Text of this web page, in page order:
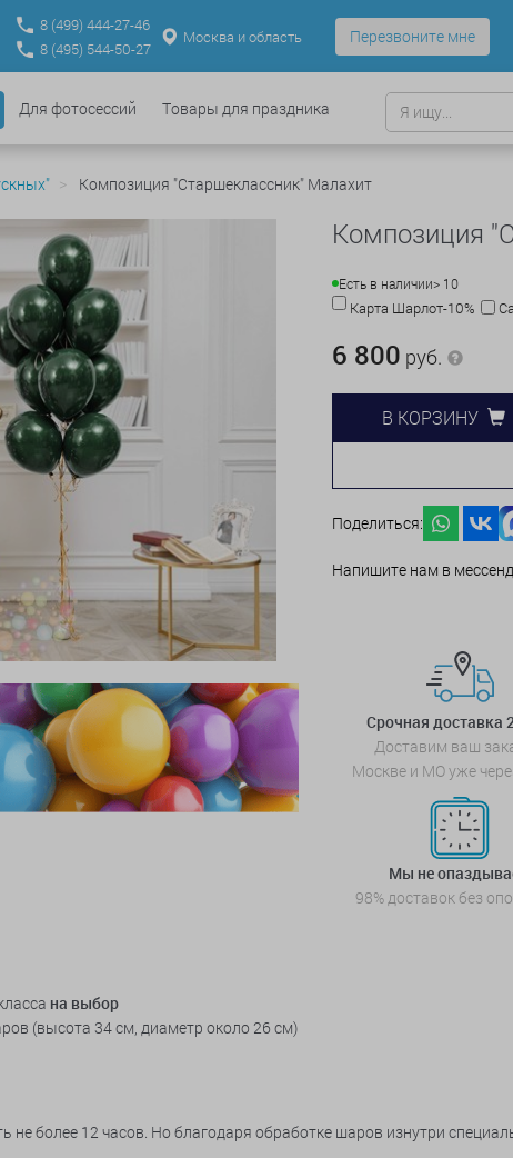
8 (499) 444-27-46
8 (495) 544-50-27
Москва и область Перезвоните мне
Для фотосессий Товары для праздника
Композиция "Старшеклассник" Малахит
Композиция
Есть в наличии> 10
Карта Шарлот-10%
6 800 руб.
В КОРЗИНУ
Поделиться:
Напишите нам в
Срочная доставка
Доставим ваш
Москве и МО уже
Мы не
98% доставок без
на выбор
(высота 34 см, диаметр около 26 см)
не более 12 часов. Но благодаря обработке шаров изнутри